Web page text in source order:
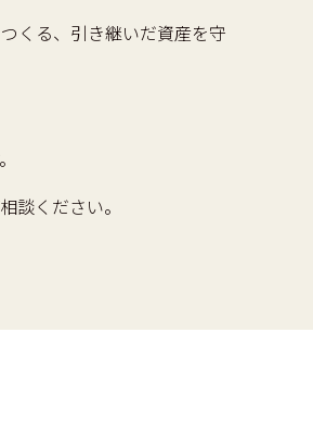
くる、引き継いだ資産を守
談ください。